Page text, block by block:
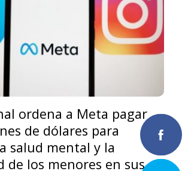
ordena a Meta pagar
de dólares para
salud mental y la
de los menores en sus